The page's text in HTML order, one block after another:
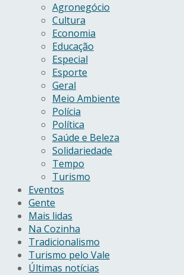
Agronegócio
Cultura
Economia
Educação
Especial
Esporte
Geral
Meio Ambiente
Polícia
Política
Saúde e Beleza
Solidariedade
Tempo
Turismo
Eventos
Gente
Mais lidas
Na Cozinha
Tradicionalismo
Turismo pelo Vale
Últimas notícias